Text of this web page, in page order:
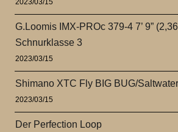
2023/03/15
G.Loomis IMX-PROc 379-4 7’ 9”
Schnurklasse 3
2023/03/15
Shimano XTC Fly BIG BUG/
2023/03/15
Der Perfection Loop